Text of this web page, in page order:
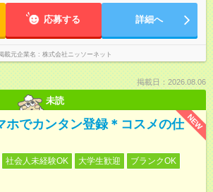
応募する 詳細へ
載元企業名 株式会社ニッソーネット
掲載日：2026.08.06
未読
NEW
ホでカンタン登録＊コスメの仕
社会人未経験OK 大学生歓迎
ブランクOK